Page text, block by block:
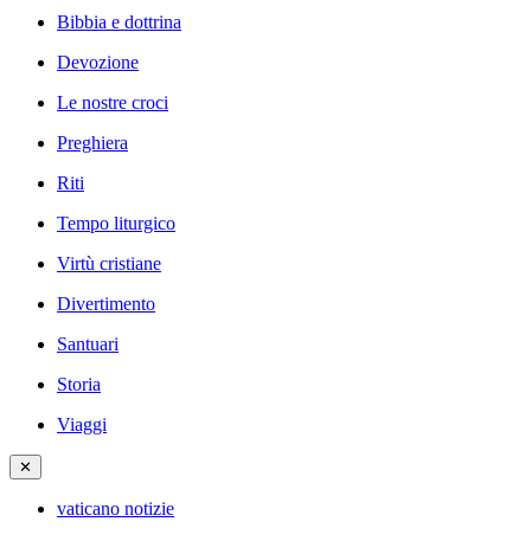
Bibbia e dottrina
Devozione
Le nostre croci
Preghiera
Riti
Tempo liturgico
Virtù cristiane
Divertimento
Santuari
Storia
Viaggi
✕
vaticano notizie